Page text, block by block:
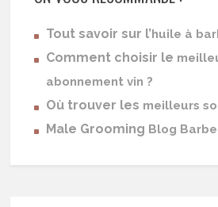
Tout savoir sur l’ huile à
Comment choisir le
abonnement vin ?
Où trouver les meilleurs
Male Grooming Blog Barbe